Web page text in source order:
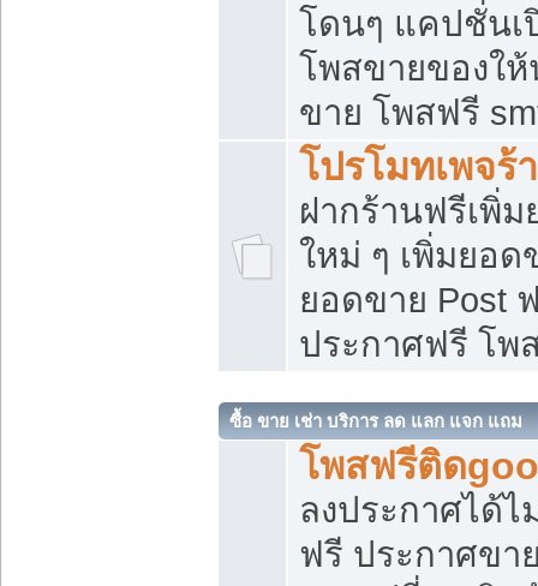
โดนๆ แคปชั่นเ
โพสขายของใ
ขาย โพสฟรี
โปรโมทเพจร้
ฝากร้านฟรีเพิ่
ใหม่ ๆ เพิ่มยอด
ยอดขาย Post
ประกาศฟรี โพ
ซื้อ ขาย เช่า บริการ ลด แลก แจก แถม
โพสฟรีติด
ลงประกาศได้
ฟรี ประกาศข